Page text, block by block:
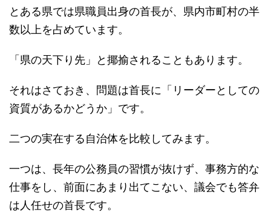
とある県では県職員出身の首長が、県内市町村の半
数以上を占めています。
「県の天下り先」と揶揄されることもあります。
それはさておき、問題は首長に「リーダーとしての
資質があるかどうか」です。
二つの実在する自治体を比較してみます。
一つは、長年の公務員の習慣が抜けず、事務方的な
仕事をし、前面にあまり出てこない、議会でも答弁
は人任せの首長です。